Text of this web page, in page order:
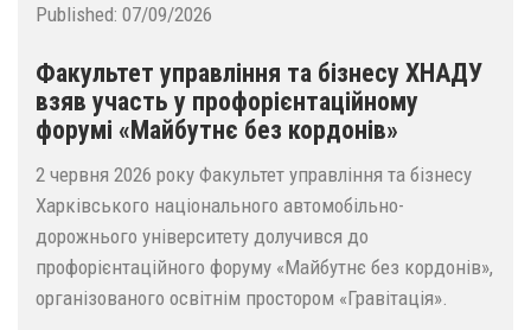
Published: 07/09/2026
Факультет управління та бізнесу ХНАДУ
взяв участь у профорієнтаційному
форумі «Майбутнє без кордонів»
2 червня 2026 року Факультет управління та бізнесу
Харківського національного автомобільно-
дорожнього університету долучився до
профорієнтаційного форуму «Майбутнє без кордонів»,
організованого освітнім простором «Гравітація».